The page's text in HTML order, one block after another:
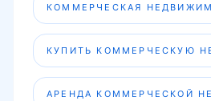
КОММЕРЧЕСКАЯ
КУПИТЬ КОММЕРЧЕСКУЮ
АРЕНДА КОММЕРЧЕСКОЙ